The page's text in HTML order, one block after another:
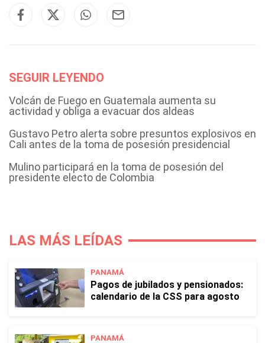
SEGUIR LEYENDO
Volcán de Fuego en Guatemala aumenta su
actividad y obliga a evacuar dos aldeas
Gustavo Petro alerta sobre presuntos explosivos en
Cali antes de la toma de posesión presidencial
Mulino participará en la toma de posesión del
presidente electo de Colombia
LAS MÁS LEÍDAS
PANAMÁ
Pagos de jubilados y pensionados:
calendario de la CSS para agosto
PANAMÁ